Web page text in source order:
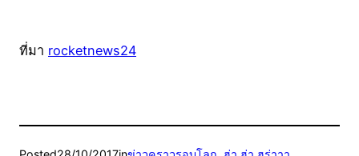
ที่มา rocketnews24